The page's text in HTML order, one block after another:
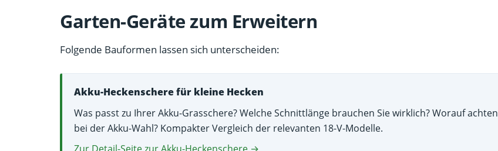
Garten-Geräte zum Erweitern
Folgende Bauformen lassen sich unterscheiden:
Akku-Heckenschere für kleine Hecken
Was passt zu Ihrer Akku-Grasschere? Welche Schnittlänge brauchen Sie wirklich? Worauf achten
bei der Akku-Wahl? Kompakter Vergleich der relevanten 18-V-Modelle.